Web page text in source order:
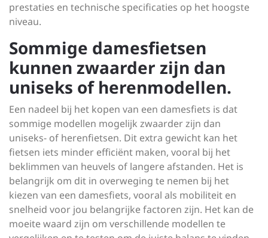
prestaties en technische specificaties op het hoogste
niveau.
Sommige damesfietsen
kunnen zwaarder zijn dan
uniseks of herenmodellen.
Een nadeel bij het kopen van een damesfiets is dat
sommige modellen mogelijk zwaarder zijn dan
uniseks- of herenfietsen. Dit extra gewicht kan het
fietsen iets minder efficiënt maken, vooral bij het
beklimmen van heuvels of langere afstanden. Het is
belangrijk om dit in overweging te nemen bij het
kiezen van een damesfiets, vooral als mobiliteit en
snelheid voor jou belangrijke factoren zijn. Het kan de
moeite waard zijn om verschillende modellen te